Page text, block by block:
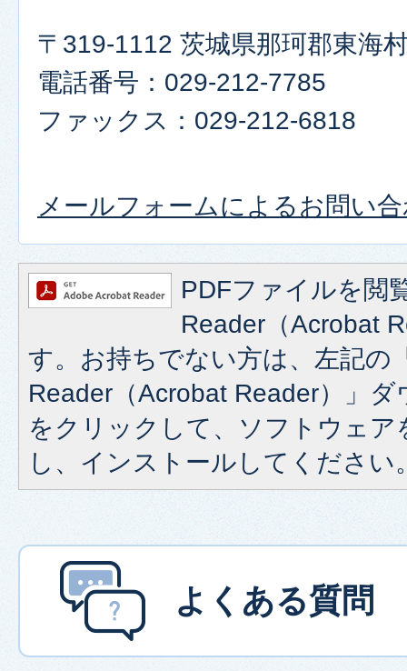
〒319-1112 茨城県那珂郡東海
電話番号：029-212-7785
ファックス：029-212-6818
メールフォームによるお問い
PDFファイルを閲
Reader（Acrobat
す。お持ちでない方は、左記の
Reader（Acrobat Reader）」
をクリックして、ソフトウェア
し、インストールしてください
よくある質問